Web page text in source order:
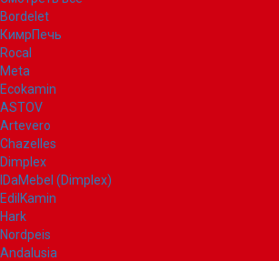
Bordelet
КимрПечь
Rocal
Meta
Ecokamin
ASTOV
Artevero
Chazelles
Dimplex
IDaMebel (Dimplex)
EdilKamin
Hark
Nordpeis
Andalusia